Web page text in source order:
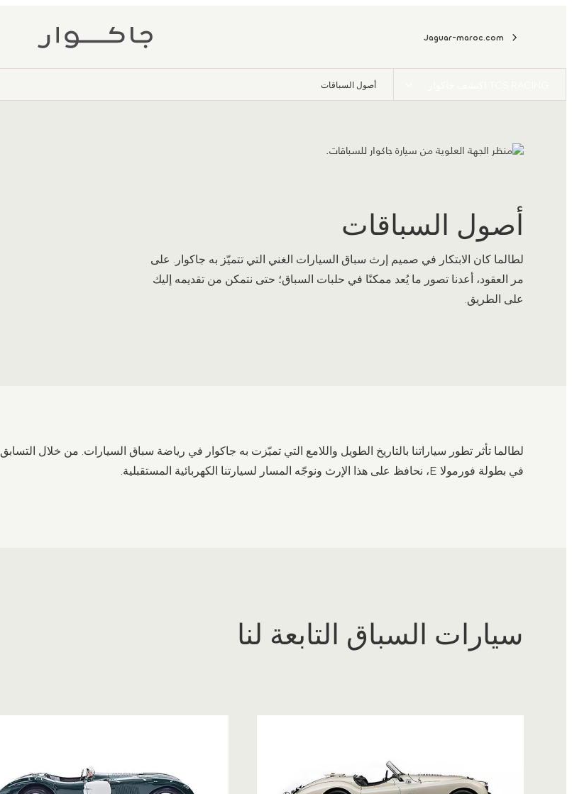
Jaguar-maroc.com
أصول السباقات
أصول السباقات
لطالما كان الابتكار في صميم إرث سباق السيارات الغني التي تتميّز به جاكوار. على
مر العقود، أعدنا تصور ما يُعد ممكنًا في حلبات السباق؛ حتى نتمكن من تقديمه إليك
على الطريق.
لطالما تأثر تطور سياراتنا بالتاريخ الطويل واللامع التي تميّزت به جاكوار في رياضة سباق السيارات. من خلال التسابق
في بطولة فورمولا E، نحافظ على هذا الإرث ونوجّه المسار لسيارتنا الكهربائية المستقبلية.
سيارات السباق التابعة لنا